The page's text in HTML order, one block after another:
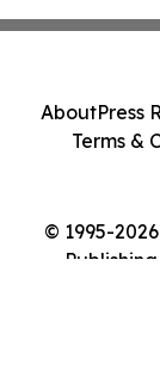
© 1995-
AboutPress
Terms &